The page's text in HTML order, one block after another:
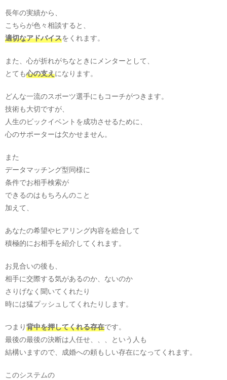
長年の実績から、
こちらが色々相談すると、
適切なアドバイスをくれます。
また、心が折れがちなときにメンターとして、
とても心の支えになります。
どんな一流のスポーツ選手にもコーチがつきます。
技術も大切ですが、
人生のビックイベントを成功させるために、
心のサポーターは欠かせません。
また
データマッチング型同様に
条件でお相手検索が
できるのはもちろんのこと
加えて、
あなたの希望やヒアリング内容を総合して
積極的にお相手を紹介してくれます。
お見合いの後も、
相手に交際する気があるのか、ないのか
さりげなく聞いてくれたり
時には猛プッシュしてくれたりします。
つまり背中を押してくれる存在です。
最後の最後の決断は人任せ、、、という人も
結構いますので、成婚への頼もしい存在になってくれます。
このシステムの